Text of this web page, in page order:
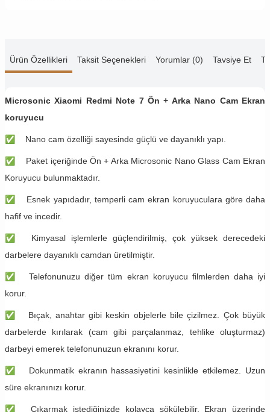
Ürün Özellikleri Taksit Seçenekleri Yorumlar (0) Tavsiye Et
Microsonic Xiaomi Redmi Note 7 Ön + Arka Nano Cam Ekran
koruyucu
✅ ​Nano cam özelliği sayesinde güçlü ve dayanıklı yapı.
✅ ​Paket içeriğinde Ön + Arka Microsonic Nano Glass Cam Ekran
Koruyucu bulunmaktadır.
✅ ​Esnek yapıdadır, temperli cam ekran koruyuculara göre daha
hafif ve incedir.
✅ ​Kimyasal işlemlerle güçlendirilmiş, çok yüksek derecedeki
darbelere dayanıklı camdan üretilmiştir.
✅​Telefonunuzu diğer tüm ekran koruyucu filmlerden daha iyi
korur.
✅ ​Bıçak, anahtar gibi keskin objelerle bile çizilmez. Çok büyük
darbelerde kırılarak (cam gibi parçalanmaz, tehlike oluşturmaz)
darbeyi emerek telefonunuzun ekranını korur.
✅ ​Dokunmatik ekranın hassasiyetini kesinlikle etkilemez. Uzun
süre ekranınızı korur.
✅​Çıkarmak istediğinizde kolayca sökülebilir. Ekran üzerinde